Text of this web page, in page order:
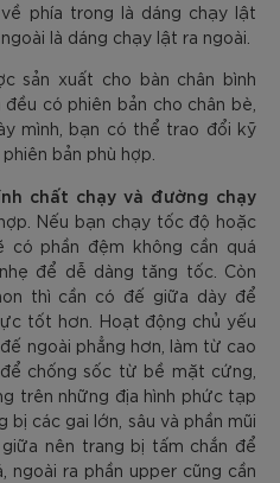
phía trong là dáng chạy lật
là dáng chạy lật ra ngoài.
sản xuất cho bàn chân bình
có phiên bản cho chân bè,
mình, bạn có thể trao đổi kỹ
bản phù hợp.
chất chạy và đường chạy
Nếu bạn chạy tốc độ hoặc
phần đệm không cần quá
để dễ dàng tăng tốc. Còn
thì cần có đế giữa dày để
tốt hơn. Hoạt động chủ yếu
ngoài phẳng hơn, làm từ cao
chống sốc từ bề mặt cứng,
trên những địa hình phức tạp
các gai lớn, sâu và phần mũi
nên trang bị tấm chắn để
ngoài ra phần upper cũng cần